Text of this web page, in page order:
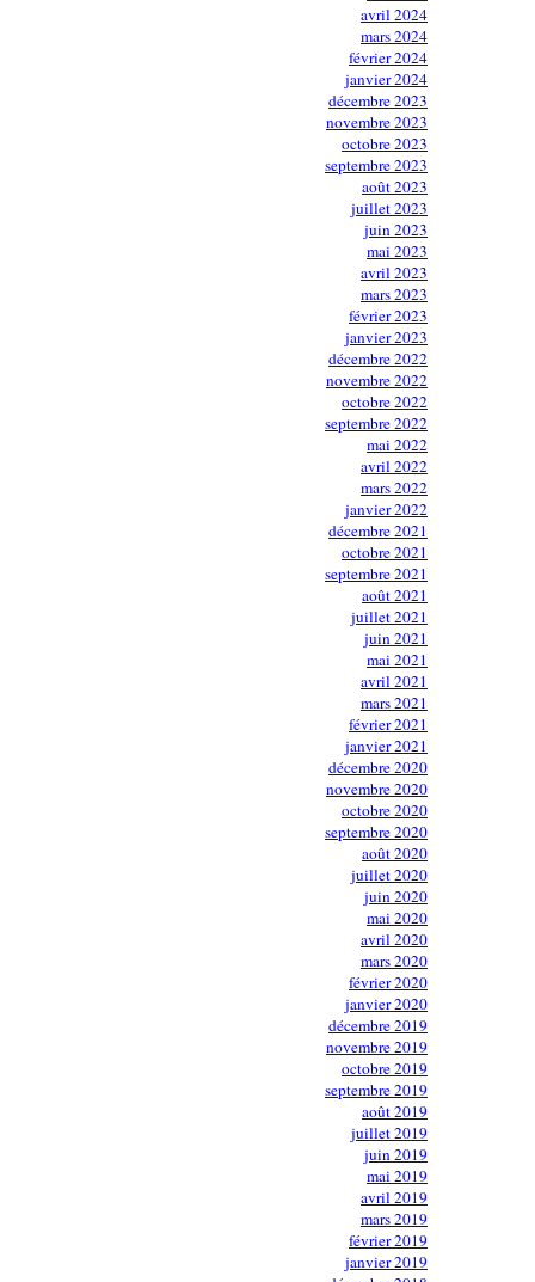
avril 2024
mars 2024
février 2024
janvier 2024
décembre 2023
novembre 2023
octobre 2023
septembre 2023
août 2023
juillet 2023
juin 2023
mai 2023
avril 2023
mars 2023
février 2023
janvier 2023
décembre 2022
novembre 2022
octobre 2022
septembre 2022
mai 2022
avril 2022
mars 2022
janvier 2022
décembre 2021
octobre 2021
septembre 2021
août 2021
juillet 2021
juin 2021
mai 2021
avril 2021
mars 2021
février 2021
janvier 2021
décembre 2020
novembre 2020
octobre 2020
septembre 2020
août 2020
juillet 2020
juin 2020
mai 2020
avril 2020
mars 2020
février 2020
janvier 2020
décembre 2019
novembre 2019
octobre 2019
septembre 2019
août 2019
juillet 2019
juin 2019
mai 2019
avril 2019
mars 2019
février 2019
janvier 2019